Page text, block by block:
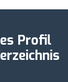
Profil